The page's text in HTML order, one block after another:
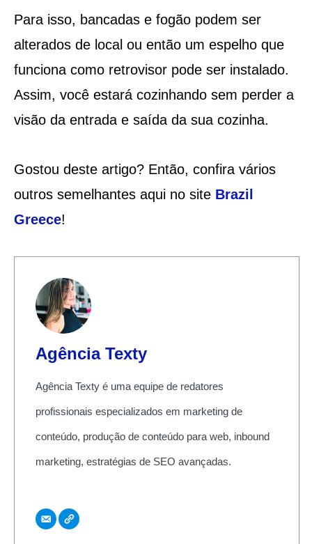
Para isso, bancadas e fogão podem ser
alterados de local ou então um espelho que
funciona como retrovisor pode ser instalado.
Assim, você estará cozinhando sem perder a
visão da entrada e saída da sua cozinha.
Gostou deste artigo? Então, confira vários
outros semelhantes aqui no site Brazil
Greece!
Agência Texty
Agência Texty é uma equipe de redatores
profissionais especializados em marketing de
conteúdo, produção de conteúdo para web, inbound
marketing, estratégias de SEO avançadas.